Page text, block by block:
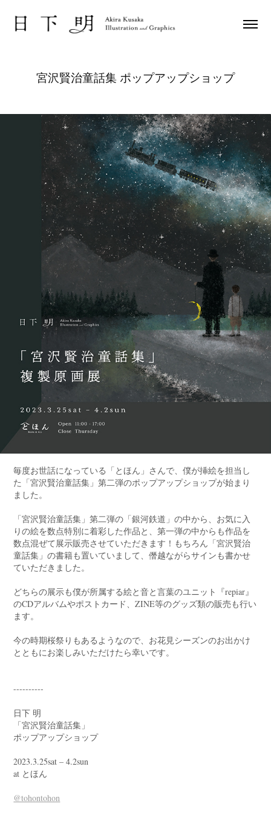
宮沢賢治童話集 ポップアップショップ
毎度お世話になっている「とほん」さんで、僕が挿絵を担当し
た「宮沢賢治童話集」第二弾のポップアップショップが始まり
ました。
「宮沢賢治童話集」第二弾の「銀河鉄道」の中から、お気に入
りの絵を数点特別に着彩した作品と、第一弾の中からも作品を
数点混ぜて展示販売させていただきます！もちろん「宮沢賢治
童話集」の書籍も置いていまして、僭越ながらサインも書かせ
ていただきました。
どちらの展示も僕が所属する絵と音と言葉のユニット『repiar』
のCDアルバムやポストカード、ZINE等のグッズ類の販売も行い
ます。
今の時期桜祭りもあるようなので、お花見シーズンのお出かけ
とともにお楽しみいただけたら幸いです。
----------
日下 明
「宮沢賢治童話集」
ポップアップショップ
2023.3.25sat – 4.2sun
at とほん
@tohontohon